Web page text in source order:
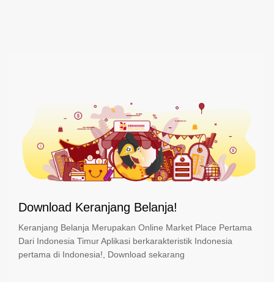
Download Keranjang Belanja!
Keranjang Belanja Merupakan Online Market Place Pertama
Dari Indonesia Timur Aplikasi berkarakteristik Indonesia
pertama di Indonesia!, Download sekarang